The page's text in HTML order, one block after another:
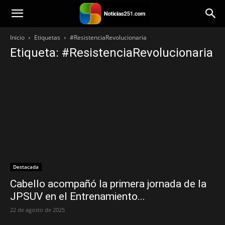
Noticias251
Inicio Etiquetas #ResistenciaRevolucionaria
Etiqueta: #ResistenciaRevolucionaria
Destacada
Cabello acompañó la primera jornada de la
JPSUV en el Entrenamiento...
22 de agosto de 2025